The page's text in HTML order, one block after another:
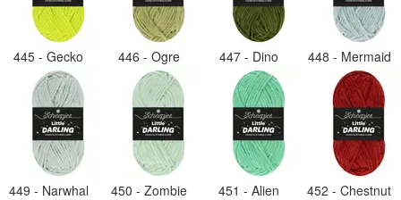
445 - Gecko 446 - Ogre 447 - Dino 448 - Mermaid
449 - Narwhal 450 - Zombie 451 - Alien 452 - Chestnut